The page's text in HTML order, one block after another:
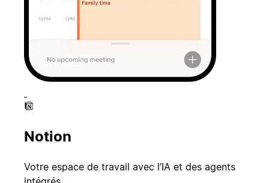
Notion
Votre espace de travail avec l’IA et des agents